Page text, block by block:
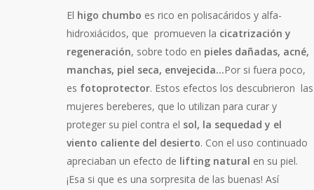
El higo chumbo es rico en polisacáridos y alfa-
hidroxiácidos, que promueven la cicatrización y
regeneración, sobre todo en pieles dañadas, acné,
manchas, piel seca, envejecida…Por si fuera poco,
es fotoprotector. Estos efectos los descubrieron las
mujeres bereberes, que lo utilizan para curar y
proteger su piel contra el sol, la sequedad y el
viento caliente del desierto. Con el uso continuado
apreciaban un efecto de lifting natural en su piel.
¡Esa si que es una sorpresita de las buenas! Así